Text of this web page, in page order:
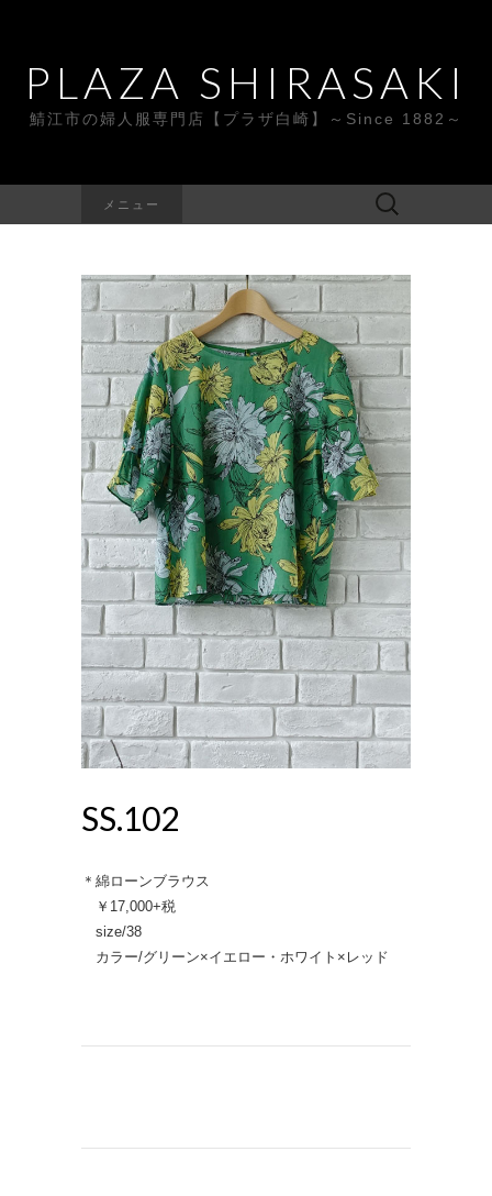
PLAZA SHIRASAKI
鯖江市の婦人服専門店【プラザ白崎】～Since 1882～
メニュー
検
索:
SS.102
＊綿ローンブラウス
￥17,000+税
size/38
カラー/グリーン×イエロー・ホワイト×レッド